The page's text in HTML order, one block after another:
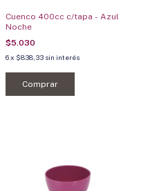
Cuenco 400cc c/tapa - Azul
Noche
$5.030
6 x $838,33 sin interés
Comprar